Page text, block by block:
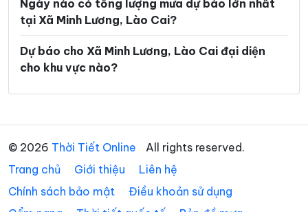
Xã Nậm Xé Xã Nghĩa Đô
Xã Pha Long
Xã Phong Dụ Hạ Xã Phong Dụ Thượng
Xã Phong Hải Xã Phúc Khánh
Xã Phúc Lợi Xã Púng Luông
Xã Quy Mông Xã Si Ma Cai
Ngày nào có tổng lượng mưa dự báo lớn nhất
tại Xã Minh Lương, Lào Cai?
Dự báo cho Xã Minh Lương, Lào Cai đại diện
cho khu vực nào?
© 2026 Thời Tiết Online
All rights reserved.
Trang chủ
Giới thiệu
Liên hệ
Chính sách bảo mật
Điều khoản sử dụng